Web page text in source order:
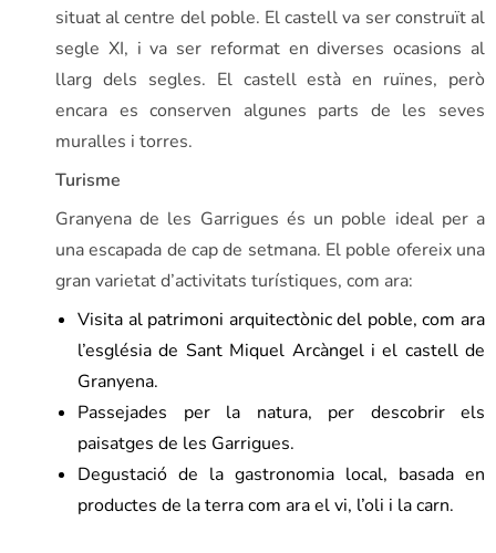
situat al centre del poble. El castell va ser construït al
segle XI, i va ser reformat en diverses ocasions al
llarg dels segles. El castell està en ruïnes, però
encara es conserven algunes parts de les seves
muralles i torres.
Turisme
Granyena de les Garrigues és un poble ideal per a
una escapada de cap de setmana. El poble ofereix una
gran varietat d’activitats turístiques, com ara:
Visita al patrimoni arquitectònic del poble, com ara
l’església de Sant Miquel Arcàngel i el castell de
Granyena.
Passejades per la natura, per descobrir els
paisatges de les Garrigues.
Degustació de la gastronomia local, basada en
productes de la terra com ara el vi, l’oli i la carn.